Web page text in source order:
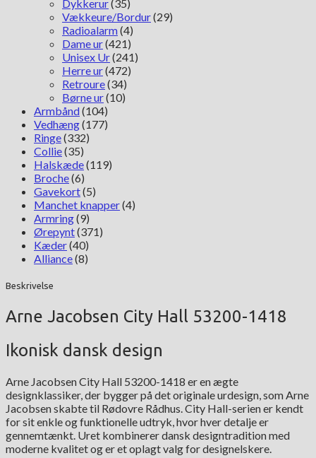
Dykkerur(35)
Vækkeure/Bordur(29)
Radioalarm(4)
Dame ur(421)
Unisex Ur(241)
Herre ur(472)
Retroure(34)
Børne ur(10)
Armbånd(104)
Vedhæng(177)
Ringe(332)
Collie(35)
Halskæde(119)
Broche(6)
Gavekort(5)
Manchet knapper(4)
Armring(9)
Ørepynt(371)
Kæder(40)
Alliance(8)
Beskrivelse
Arne Jacobsen City Hall 53200-1418
Ikonisk dansk design
Arne Jacobsen City Hall 53200-1418 er en ægte
designklassiker, der bygger på det originale urdesign, som Arne
Jacobsen skabte til Rødovre Rådhus. City Hall-serien er kendt
for sit enkle og funktionelle udtryk, hvor hver detalje er
gennemtænkt. Uret kombinerer dansk designtradition med
moderne kvalitet og er et oplagt valg for designelskere.